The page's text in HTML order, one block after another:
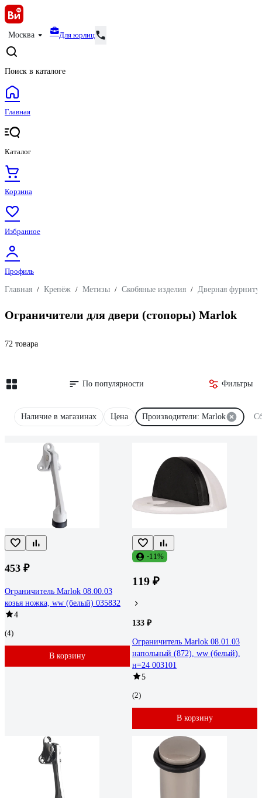
Москва Для юрлиц
Поиск в каталоге
Главная
Каталог
Корзина
Избранное
Профиль
Главная / Крепёж / Метизы / Скобяные изделия / Дверная
Ограничители для двери (стопоры) Marlok
72 товара
По популярности Фильтры
Наличие в магазинах Цена Производители: Marlok
453 ₽
Ограничитель Marlok 08.00.03
козья ножка, ww (белый) 035832
4
(4)
В корзину
-11%
119 ₽
133 ₽
Ограничитель Marlok 08.01.03
напольный (872), ww (белый),
н=24 003101
5
(2)
В корзину